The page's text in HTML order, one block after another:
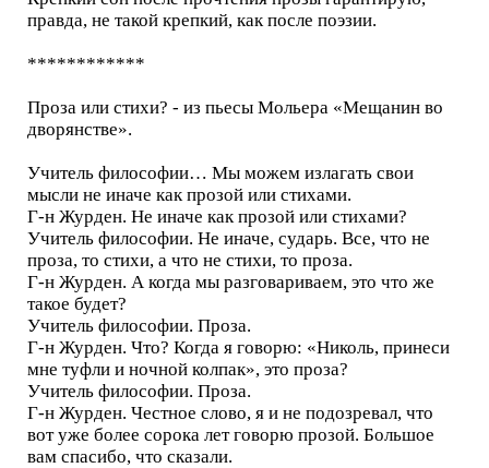
правда, не такой крепкий, как после поэзии.
************
Проза или стихи? - из пьесы Мольера «Мещанин во
дворянстве».
Учитель философии… Мы можем излагать свои
мысли не иначе как прозой или стихами.
Г-н Журден. Не иначе как прозой или стихами?
Учитель философии. Не иначе, сударь. Все, что не
проза, то стихи, а что не стихи, то проза.
Г-н Журден. А когда мы разговариваем, это что же
такое будет?
Учитель философии. Проза.
Г-н Журден. Что? Когда я говорю: «Николь, принеси
мне туфли и ночной колпак», это проза?
Учитель философии. Проза.
Г-н Журден. Честное слово, я и не подозревал, что
вот уже более сорока лет говорю прозой. Большое
вам спасибо, что сказали.